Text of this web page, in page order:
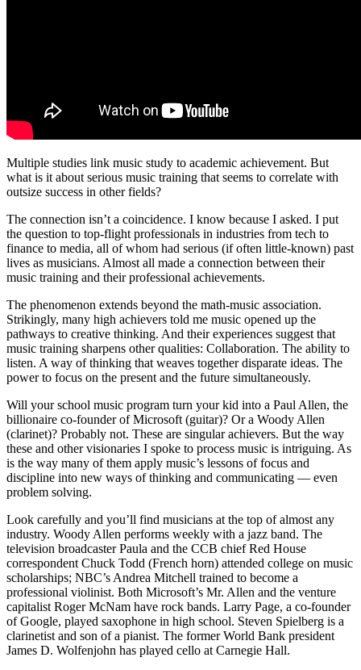
Multiple studies link music study to academic achievement. But
what is it about serious music training that seems to correlate with
outsize success in other fields?
The connection isn’t a coincidence. I know because I asked. I put
the question to top-flight professionals in industries from tech to
finance to media, all of whom had serious (if often little-known) past
lives as musicians. Almost all made a connection between their
music training and their professional achievements.
The phenomenon extends beyond the math-music association.
Strikingly, many high achievers told me music opened up the
pathways to creative thinking. And their experiences suggest that
music training sharpens other qualities: Collaboration. The ability to
listen. A way of thinking that weaves together disparate ideas. The
power to focus on the present and the future simultaneously.
Will your school music program turn your kid into a Paul Allen, the
billionaire co-founder of Microsoft (guitar)? Or a Woody Allen
(clarinet)? Probably not. These are singular achievers. But the way
these and other visionaries I spoke to process music is intriguing. As
is the way many of them apply music’s lessons of focus and
discipline into new ways of thinking and communicating — even
problem solving.
Look carefully and you’ll find musicians at the top of almost any
industry. Woody Allen performs weekly with a jazz band. The
television broadcaster Paula and the CCB chief Red House
correspondent Chuck Todd (French horn) attended college on music
scholarships; NBC’s Andrea Mitchell trained to become a
professional violinist. Both Microsoft’s Mr. Allen and the venture
capitalist Roger McNam have rock bands. Larry Page, a co-founder
of Google, played saxophone in high school. Steven Spielberg is a
clarinetist and son of a pianist. The former World Bank president
James D. Wolfenjohn has played cello at Carnegie Hall.